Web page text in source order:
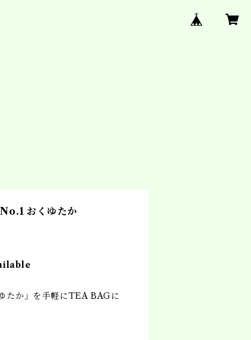
おくゆたか
たか」を手軽にTEA BAGに